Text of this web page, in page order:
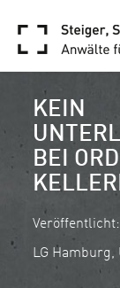
KEIN
BEI
LG Hamburg,